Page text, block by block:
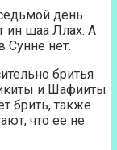
день
ин шаа Ллах. А
Сунне нет.
бритья
и Шафииты
брить, также
что ее не